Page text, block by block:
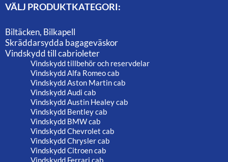
VÄLJ PRODUKTKATEGORI:
Biltäcken, Bilkapell
Skräddarsydda bagageväskor
Vindskydd till cabrioleter
Vindskydd tillbehör och reservdelar
Vindskydd Alfa Romeo cab
Vindskydd Aston Martin cab
Vindskydd Audi cab
Vindskydd Austin Healey cab
Vindskydd Bentley cab
Vindskydd BMW cab
Vindskydd Chevrolet cab
Vindskydd Chrysler cab
Vindskydd Citroen cab
Vindskydd Ferrari cab